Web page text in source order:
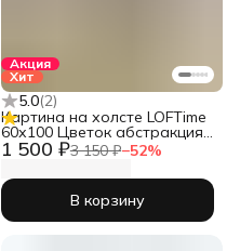
Акция
Хит
5.0(2)
1 500 ₽3 150 ₽−52%
Картина на холсте LOFTime
60х100 Цветок абстракция
бел зол КБ-1730-60100
В корзину